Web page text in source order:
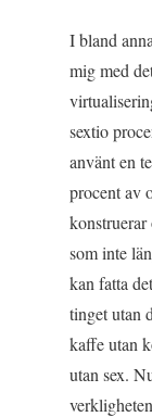
I bland
mig med
sextio
använt en
procent av
som inte
kan fatta
tinget utan
kaffe utan
utan sex.